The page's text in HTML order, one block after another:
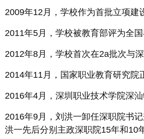
2009年12月，学校作为首批立项建
2011年5月，学校被教育部评为全
2012年8月，学校首次在2a批次与
2014年11月，国家职业教育研究院
2016年4月，深圳职业技术学院深
2016年9月，刘洪一卸任深职院书
洪一先后分别主政深职院15年和10